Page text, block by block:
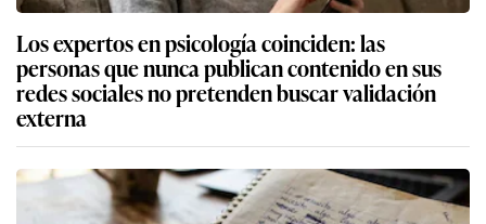
Los expertos en psicología coinciden: las
personas que nunca publican contenido en sus
redes sociales no pretenden buscar validación
externa